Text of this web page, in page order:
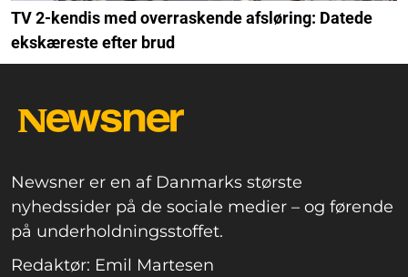
TV 2-kendis med overraskende afsløring: Datede
ekskæreste efter brud
Newsner er en af Danmarks største
nyhedssider på de sociale medier – og førende
på underholdningsstoffet.
Redaktør: Emil Martesen